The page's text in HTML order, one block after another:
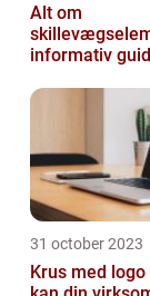
Alt om
informativ
31 october 2023
Krus med logo